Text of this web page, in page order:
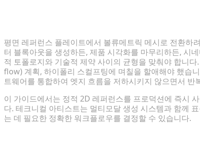
평면 레퍼런스 플레이트에서 볼류메트릭 메시로 전환하
터 블록아웃을 생성하든, 제품 시각화를 마무리하든, 시
적 토폴로지와 기술적 제약 사이의 균형을 맞춰야 합니
flow) 계획, 하이폴리 스컬프팅에 며칠을 할애해야 했습
트웨어를 통합하여 엣지 흐름을 저하시키지 않으면서 반
이 가이드에서는 정적 2D 레퍼런스를 프로덕션에 즉시
다. 테크니컬 아티스트는 멀티모달 생성 시스템과 함께
는 데 필요한 정확한 워크플로우를 결정할 수 있습니다.